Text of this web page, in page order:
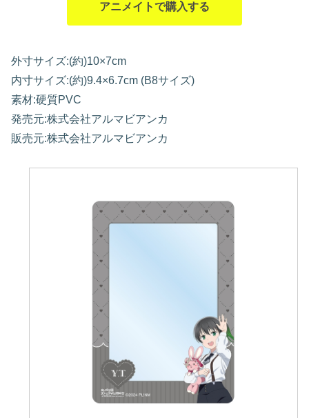
アニメイトで購入する
外寸サイズ:(約)10×7cm
内寸サイズ:(約)9.4×6.7cm (B8サイズ)
素材:硬質PVC
発売元:株式会社アルマビアンカ
販売元:株式会社アルマビアンカ